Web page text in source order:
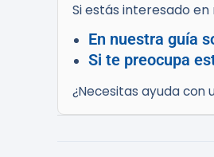
Si estás interesado
En nuestra guía
Si te preocupa
¿Necesitas ayuda con